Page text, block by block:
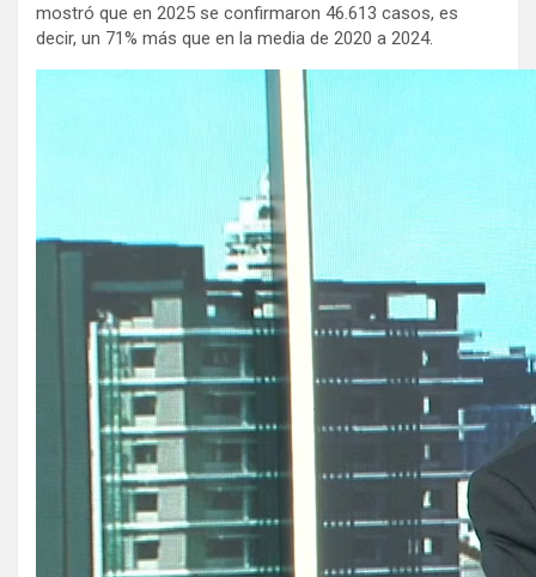
mostró que en 2025 se confirmaron 46.613 casos, es
decir, un 71% más que en la media de 2020 a 2024.